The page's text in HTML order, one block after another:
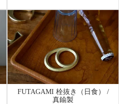
FUTAGAMI 栓抜き（日食） /
真鍮製